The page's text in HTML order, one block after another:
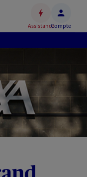
AssistanceCompte